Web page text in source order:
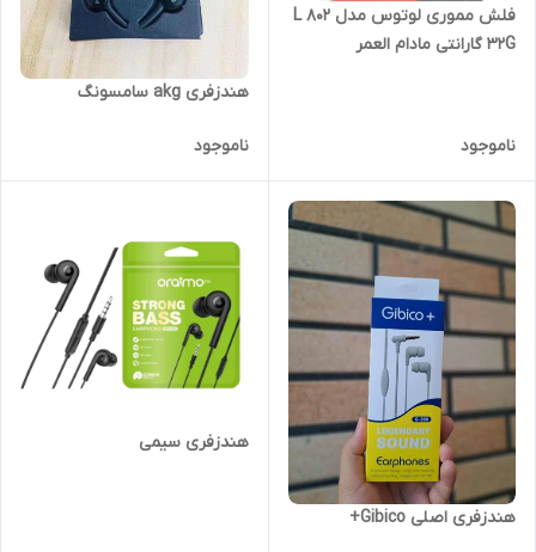
فلش مموری لوتوس مدل L 802
32G گارانتی مادام العمر
ناموجود
هندزفری akg سامسونگ
ناموجود
هندزفری اصلی Gibico+
هندزفری سیمی